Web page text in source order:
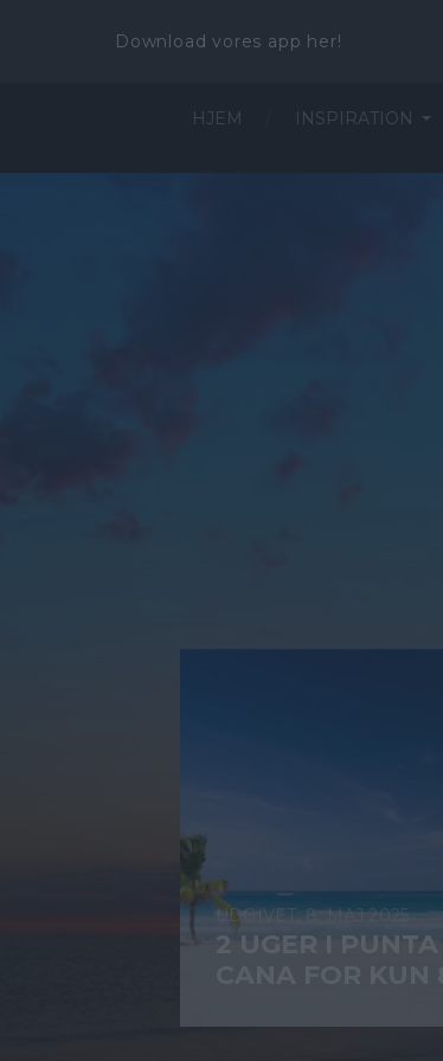
Download vores app her!
HJEM INSPIRATION
8. MAJ 2025
2 UGER I PUNTA